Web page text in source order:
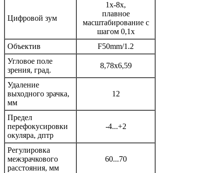
Цифровой зум
1x-8x,
плавное
масштабирование с
шагом 0,1x
Объектив
F50mm/1.2
Угловое поле
зрения, град.
8,78x6,59
Удаление
выходного зрачка,
мм
12
Предел
перефокусировки
окуляра, дптр
-4...+2
Регулировка
межзрачкового
расстояния, мм
60...70